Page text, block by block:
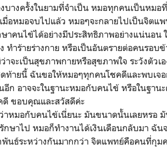
บางครั้งในยามที่จำเป็น หมอทุกคนเป็นหมอ
เมื่อหมอจบไปแล้ว หมอๆจะกลายไปเป็นจิต
าคนไข้ได้อย่างมีประสิทธิภาพอย่างแน่นอน
ทำร้ายร่างกาย หรือเป็นอันตรายต่อคนรอบ
าจะเป็นสุขภาพกายหรือสุขภาพใจ ระวังตัวเ
ท้ายนี้ ฉันขอให้หมอๆทุกคนโชคดีและพบเจ
อีก อาจจะในฐานะหมอกับคนไข้ หรือในฐา
ขอบคุณและสวัสดีค่ะ
หมอกับคนไข้เนี่ยนะ มันขนาดนั้นเลยหรอ
รักษาไป หมอก็ทำงานได้เงินเดือนกลับมา ฉั
นธ์ระหว่างกันมากกว่า จิตแพทย์คือคนที่กุม